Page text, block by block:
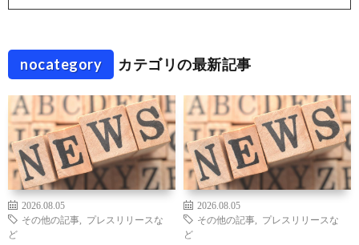
nocategory カテゴリの最新記事
2026.08.05
その他の記事
プレスリリースな
ど
2026.08.05
その他の記事
プレスリリースな
ど